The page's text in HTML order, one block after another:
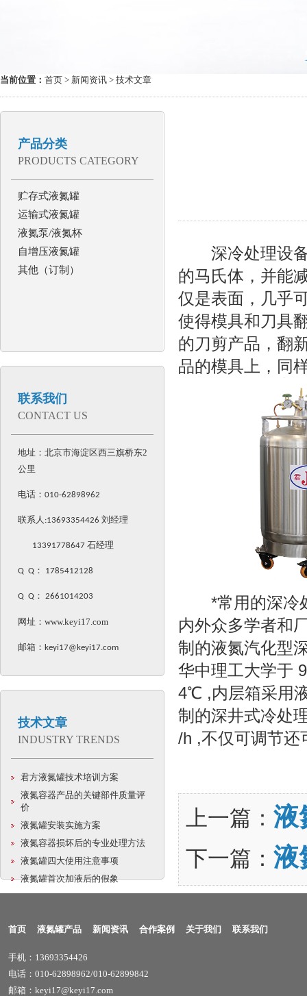
当前位置： 首页 > 新闻资讯 > 技术文章
产品分类
PRODUCTS CATEGORY
贮存式液氮罐
运输式液氮罐
液氮泵/液氮杯
自增压液氮罐
其他（订制）
联系我们
CONTACT US
地址：北京市海淀区西三旗桥东2
公里
电话： 010-62898962
联系人:13693354426 刘经理
13391778647 石经理
Q Q ： 1785412128
Q Q ： 2661014203
网址： www.keyi17.com
邮箱： keyi17@keyi17.com
技术文章
INDUSTRY TRENDS
君方液氮罐技术培训方案
液氮容器产品的关键部件质量评
价
液氮罐安装实施方案
液氮容器损坏后的专业处理方法
液氮罐四大使用注意事项
液氮罐首次加液后的假象
深冷处理设备
的马氏体，并能
仅是表面，几乎
使得模具和刀具
的刀剪产品，翻
品的模具上，同
*常用的深冷处
内外众多学者和
制的液氮汽化型
华中理工大学于
4℃ ,内层箱采用
制的深井式冷处
/h ,不仅可调节还
上一篇： 液
下一篇： 液
首页 液氮罐产品 新闻资讯 合作案例 关于我们 联系我们
手机：13693354426
电话：010-62898962/010-62899842
邮箱：keyi17@keyi17.com